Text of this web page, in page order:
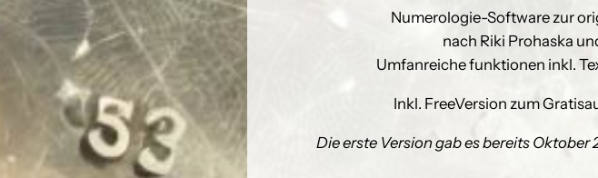
Numerologie-Software zur
nach Riki Prohaska
Umfanreiche funktionen inkl.
Inkl. FreeVersion zum
Die erste Version gab es bereits